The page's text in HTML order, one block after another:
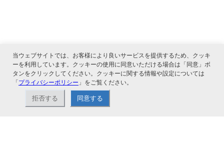
関連サービス
当ウェブサイトでは、お客様により良いサービスを提供するため、クッキ
ーを利用しています。クッキーの使用に同意いただける場合は「同意」ボ
タンをクリックしてください。クッキーに関する情報や設定については
「プライバシーポリシー 」をご覧ください。
拒否する 同意する